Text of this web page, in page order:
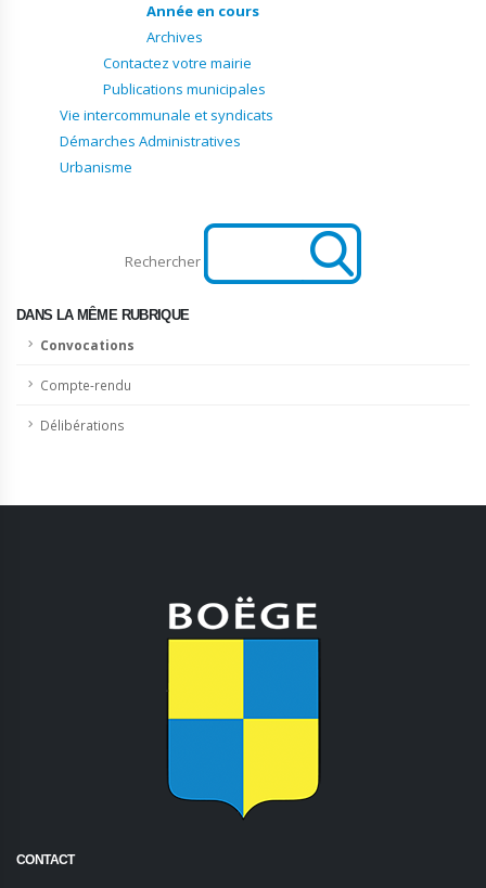
Année en cours
Archives
Contactez votre mairie
Publications municipales
Vie intercommunale et syndicats
Démarches Administratives
Urbanisme
Rechercher
DANS LA MÊME RUBRIQUE
Convocations
Compte-rendu
Délibérations
CONTACT